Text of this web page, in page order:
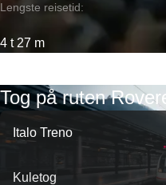
Lengste reisetid:
4 t 27 m
Tog på ruten
Italo Treno
Kuletog